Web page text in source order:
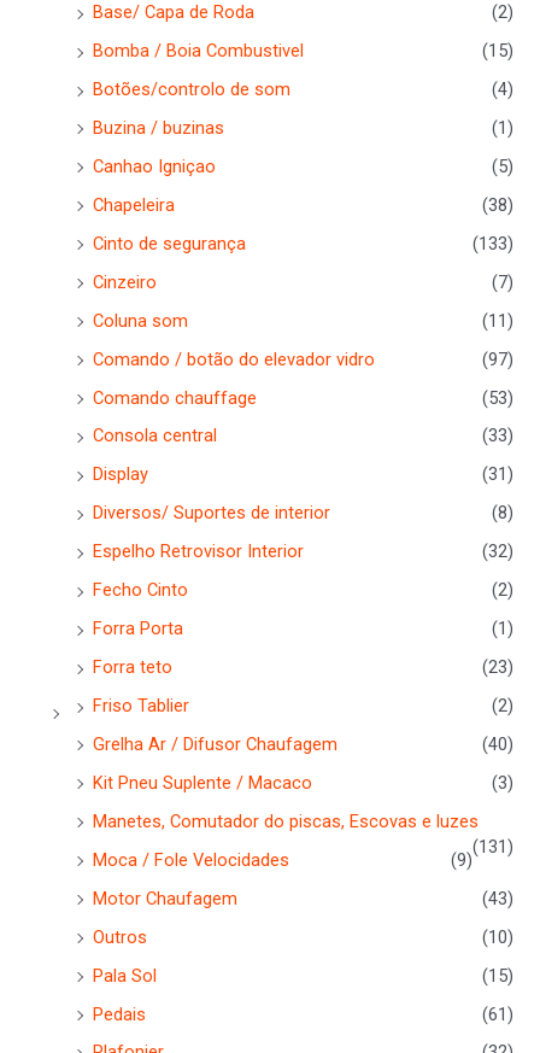
Base/ Capa de Roda
(2)
Bomba / Boia Combustivel
(15)
Botões/controlo de som
(4)
Buzina / buzinas
(1)
Canhao Igniçao
(5)
Chapeleira
(38)
Cinto de segurança
(133)
Cinzeiro
(7)
Coluna som
(11)
Comando / botão do elevador vidro
(97)
Comando chauffage
(53)
Consola central
(33)
Display
(31)
Diversos/ Suportes de interior
(8)
Espelho Retrovisor Interior
(32)
Fecho Cinto
(2)
Forra Porta
(1)
Forra teto
(23)
Friso Tablier
(2)
Grelha Ar / Difusor Chaufagem
(40)
Kit Pneu Suplente / Macaco
(3)
Manetes, Comutador do piscas, Escovas e luzes
(131)
Moca / Fole Velocidades
(9)
Motor Chaufagem
(43)
Outros
(10)
Pala Sol
(15)
Pedais
(61)